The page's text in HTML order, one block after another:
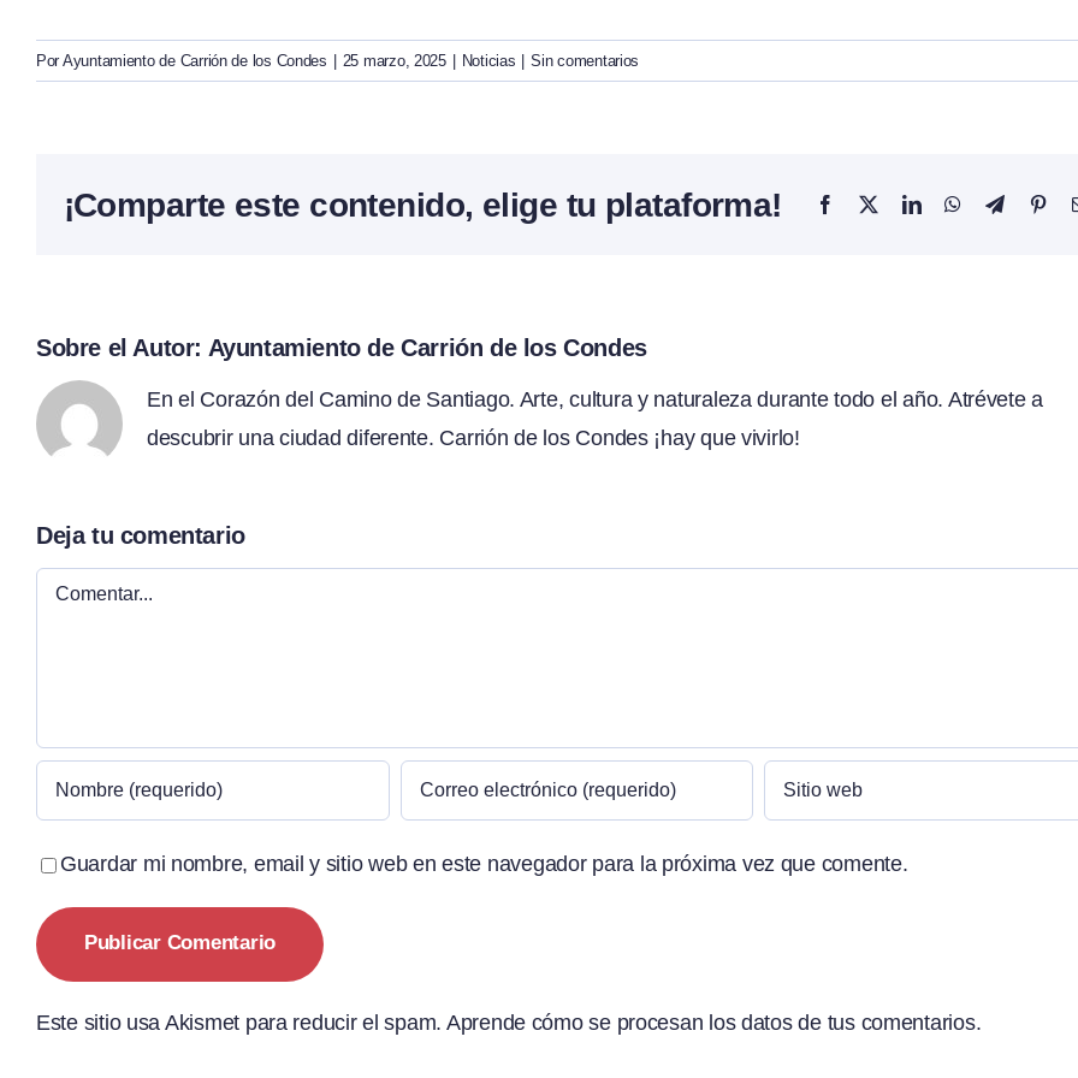
Por Ayuntamiento de Carrión de los Condes 25 marzo, 2025 Noticias Sin comentarios
¡Comparte este contenido, elige tu plataforma! Facebook
X LinkedInWhatsApp
Telegram
Sobre el Autor: Ayuntamiento de Carrión de los Condes
En el Corazón del Camino de Santiago. Arte, cultura y naturaleza durante todo el año. Atrévete a
descubrir una ciudad diferente. Carrión de los Condes ¡hay que vivirlo!
Deja tu comentario
Comentar
Guardar mi nombre, email y sitio web en este navegador para la próxima vez que comente.
Este sitio usa Akismet para reducir el spam. Aprende cómo se procesan los datos de tus comentarios.